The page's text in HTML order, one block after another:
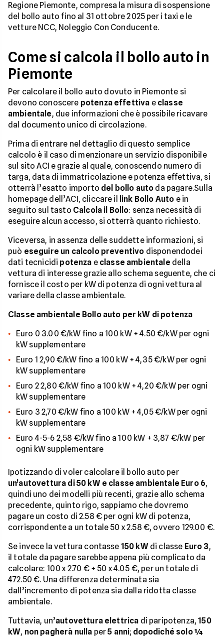
Regione Piemonte, compresa la misura di sospensione
del bollo auto fino al 31 ottobre 2025 per i taxi e le
vetture NCC, Noleggio Con Conducente.
Come si calcola il bollo auto in
Piemonte
Per calcolare il bollo auto dovuto in Piemonte si
devono conoscere potenza effettiva e classe
ambientale, due informazioni che è possibile ricavare
dal documento unico di circolazione.
Prima di entrare nel dettaglio di questo semplice
calcolo è il caso di menzionare un servizio disponibile
sul sito ACI e grazie al quale, conoscendo numero di
targa, data di immatricolazione e potenza effettiva, si
otterrà l’esatto importo del bollo auto da pagare.Sulla
homepage dell’ACI, cliccare il
link Bollo Auto e in
seguito sul tasto Calcola il Bollo: senza necessità di
eseguire alcun accesso, si otterrà quanto richiesto.
Viceversa, in assenza delle suddette informazioni, si
può eseguire un calcolo preventivo disponendodei
dati tecnicidi potenza e classe ambientale della
vettura di interesse grazie allo schema seguente, che ci
fornisce il costo per kW di potenza di ogni vettura al
variare della classe ambientale.
Classe ambientale Bollo auto per kW di potenza
Euro 0 3.00 €/kW fino a 100 kW + 4.50 €/kW per ogni
kW supplementare
Euro 1 2,90 €/kW fino a 100 kW + 4,35 €/kW per ogni
kW supplementare
Euro 2 2,80 €/kW fino a 100 kW + 4,20 €/kW per ogni
kW supplementare
Euro 3 2,70 €/kW fino a 100 kW + 4,05 €/kW per ogni
kW supplementare
Euro 4-5-6 2,58 €/kW fino a 100 kW + 3,87 €/kW per
ogni kW supplementare
Ipotizzando di voler calcolare il bollo auto per
un’autovettura di 50 kW e classe ambientale Euro 6,
quindi uno dei modelli più recenti, grazie allo schema
precedente, quinto rigo, sappiamo che dovremo
pagare un costo di 2.58 € per ogni kW di potenza,
corrispondente a un totale 50 x 2.58 €, ovvero 129.00 €.
Se invece la vettura contasse 150 kWdi classe Euro 3,
il totale da pagare sarebbe appena più complicato da
calcolare: 100 x 2.70 € + 50 x 4.05 €, per un totale di
472.50 €. Una differenza determinata sia
dall’incremento di potenza sia dalla ridotta classe
ambientale.
Tuttavia, un’autovettura elettrica di paripotenza,150
kW, non pagherà nulla per5 anni; dopodiché solo ¼